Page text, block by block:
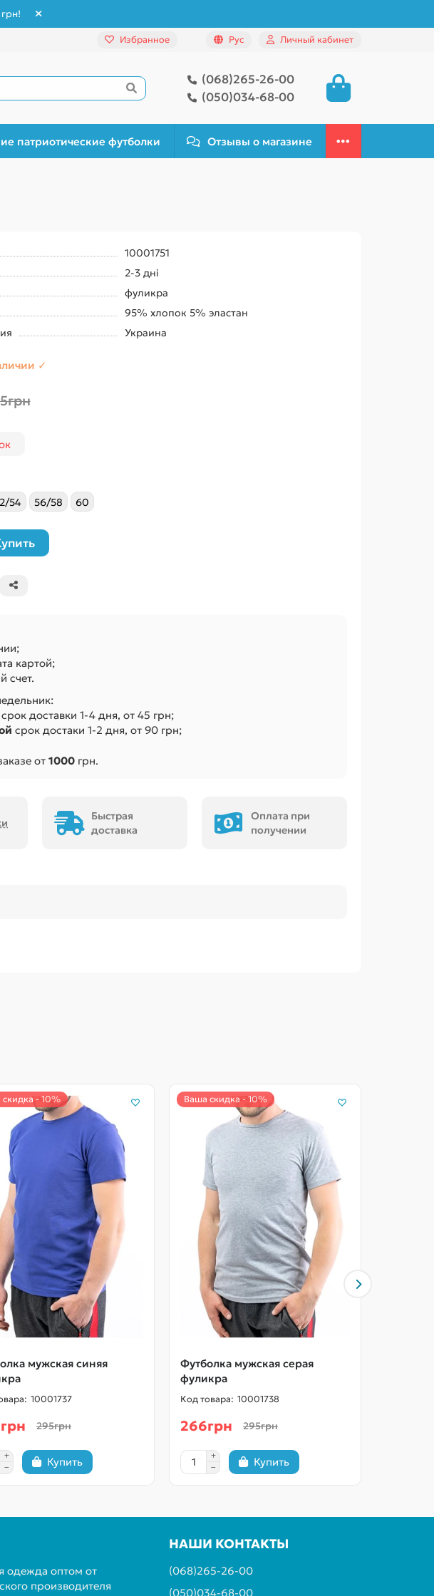
Избранное Рус Личный кабинет
(068)265-26-00
(050)034-68-00
патриотические футболки Отзывы о магазине
10001751
2-3 дні
фуликра
95% хлопок 5% эластан
Украина
✓
54 56/58 60
картой;
счет.
срок доставки 1-4 дня, от 45 грн;
срок достаки 1-2 дня, от 90 грн;
от 1000грн.
Быстрая
доставка
Оплата при
получении
- 10%
мужская синяя
10001737
295грн
Купить
Ваша скидка - 10%
Футболка мужская серая
фуликра
10001738
266грн 295грн
Купить
одежда оптом от
производителя
НАШИ КОНТАКТЫ
(068)265-26-00
(050)034-68-00